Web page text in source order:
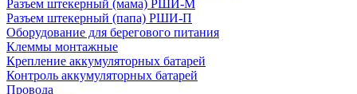
Разъем штекерный (мама) РШИ-М
Разъем штекерный (папа) РШИ-П
Оборудование для берегового питания
Клеммы монтажные
Крепление аккумуляторных батарей
Контроль аккумуляторных батарей
Провода